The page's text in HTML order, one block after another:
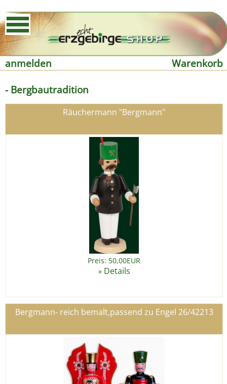
anmelden
Warenkorb
- Bergbautradition
Räuchermann "Bergmann"
Preis: 50,00EUR
» Details
Bergmann- reich bemalt,passend zu Engel 26/42213